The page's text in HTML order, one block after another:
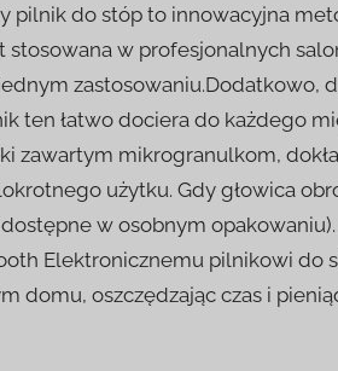
pilnik do stóp to innowacyjna
stosowana w profesjonalnych
zastosowaniu.Dodatkowo,
ten łatwo dociera do każdego
zawartym mikrogranulkom,
użytku. Gdy głowica
w osobnym
Elektronicznemu pilnikowi do
domu, oszczędzając czas i